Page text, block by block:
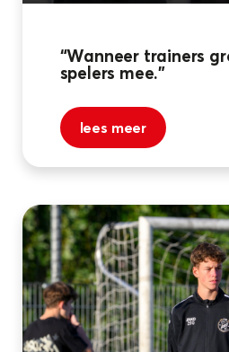
“Wanneer trainers
spelers mee.”
lees meer